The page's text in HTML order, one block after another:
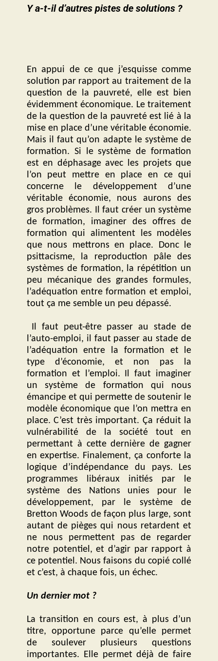
Y a-t-il d’autres pistes de solutions ?
En appui de ce que j’esquisse comme
solution par rapport au traitement de la
question de la pauvreté, elle est bien
évidemment économique. Le traitement
de la question de la pauvreté est lié à la
mise en place d’une véritable économie.
Mais il faut qu’on adapte le système de
formation. Si le système de formation
est en déphasage avec les projets que
l’on peut mettre en place en ce qui
concerne le développement d’une
véritable économie, nous aurons des
gros problèmes. Il faut créer un système
de formation, imaginer des offres de
formation qui alimentent les modèles
que nous mettrons en place. Donc le
psittacisme, la reproduction pâle des
systèmes de formation, la répétition un
peu mécanique des grandes formules,
l’adéquation entre formation et emploi,
tout ça me semble un peu dépassé.
Il faut peut-être passer au stade de
l’auto-emploi, il faut passer au stade de
l’adéquation entre la formation et le
type d’économie, et non pas la
formation et l’emploi. Il faut imaginer
un système de formation qui nous
émancipe et qui permette de soutenir le
modèle économique que l’on mettra en
place. C’est très important. Ça réduit la
vulnérabilité de la société tout en
permettant à cette dernière de gagner
en expertise. Finalement, ça conforte la
logique d’indépendance du pays. Les
programmes libéraux initiés par le
système des Nations unies pour le
développement, par le système de
Bretton Woods de façon plus large, sont
autant de pièges qui nous retardent et
ne nous permettent pas de regarder
notre potentiel, et d’agir par rapport à
ce potentiel. Nous faisons du copié collé
et c’est, à chaque fois, un échec.
Un dernier mot ?
La transition en cours est, à plus d’un
titre, opportune parce qu’elle permet
de soulever plusieurs questions
importantes. Elle permet déjà de faire